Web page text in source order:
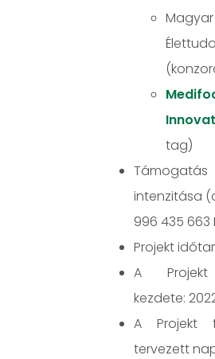
tag)
intenzitása
996 435 663
Projekt
A Projekt
kezdete:
A Projekt
tervezett